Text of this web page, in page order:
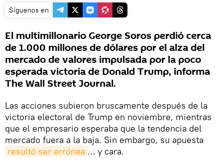
Síguenos en
El multimillonario George Soros perdió cerca
de 1.000 millones de dólares por el alza del
mercado de valores impulsada por la poco
esperada victoria de Donald Trump, informa
The Wall Street Journal.
Las acciones subieron bruscamente después de la
victoria electoral de Trump en noviembre, mientras
que el empresario esperaba que la tendencia del
mercado fuera a la baja. Sin embargo, su apuesta
resultó ser errónea … y cara.